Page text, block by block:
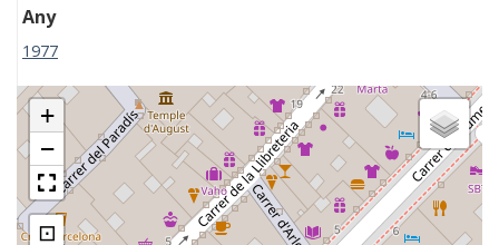
Any
1977
+
−
⊡